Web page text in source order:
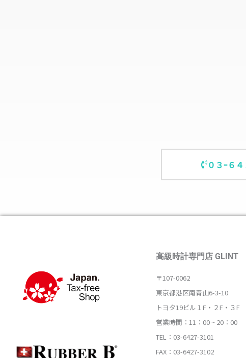
０３ｰ６
高級時計専門店 GLINT
〒107-0062
東京都港区南青山6-3-10
トヨタ19ビル１F・２F・３F
営業時間：11：00 ~ 20：00
TEL：03-6427-3101
FAX：03-6427-3102